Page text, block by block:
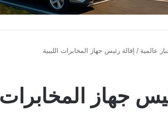
عالمية / إقالة رئيس جهاز المخابرات الليبية
جهاز المخابرات